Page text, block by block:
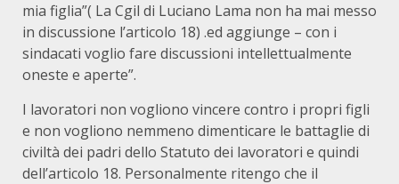
mia figlia”( La Cgil di Luciano Lama non ha mai messo
in discussione l’articolo 18) .ed aggiunge – con i
sindacati voglio fare discussioni intellettualmente
oneste e aperte”.
I lavoratori non vogliono vincere contro i propri figli
e non vogliono nemmeno dimenticare le battaglie di
civiltà dei padri dello Statuto dei lavoratori e quindi
dell’articolo 18. Personalmente ritengo che il